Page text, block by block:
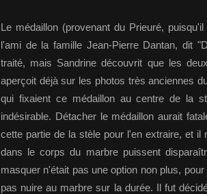
Le médaillon (provenant du Prieuré,
l'ami de la famille Jean-Pierre Dantan, dit
traité, mais Sandrine découvrit que les
aperçoit déjà sur les photos très anciennes
qui fixaient ce médaillon au centre de la
indésirable. Détacher le médaillon aurait
cette partie de la stèle pour l'en extraire, et
dans le corps du marbre puissent
masquer n'était pas une option non plus,
pas nuire au marbre sur la durée. Il fut